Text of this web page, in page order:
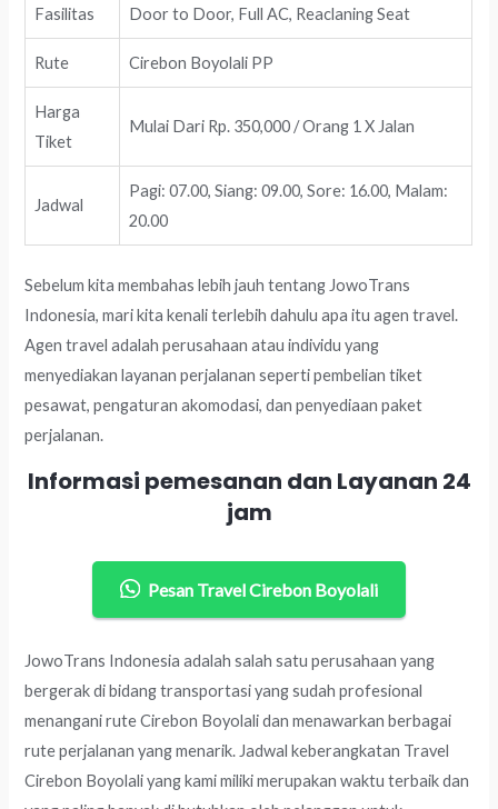
Fasilitas Door to Door, Full AC, Reaclaning Seat
Rute Cirebon Boyolali PP
Harga
Tiket
Mulai Dari Rp. 350,000 / Orang 1 X Jalan
Jadwal
Pagi: 07.00, Siang: 09.00, Sore: 16.00, Malam:
20.00
Sebelum kita membahas lebih jauh tentang JowoTrans
Indonesia, mari kita kenali terlebih dahulu apa itu agen travel.
Agen travel adalah perusahaan atau individu yang
menyediakan layanan perjalanan seperti pembelian tiket
pesawat, pengaturan akomodasi, dan penyediaan paket
perjalanan.
Informasi pemesanan dan Layanan 24
jam
Pesan Travel Cirebon Boyolali
JowoTrans Indonesia adalah salah satu perusahaan yang
bergerak di bidang transportasi yang sudah profesional
menangani rute Cirebon Boyolali dan menawarkan berbagai
rute perjalanan yang menarik. Jadwal keberangkatan Travel
Cirebon Boyolali yang kami miliki merupakan waktu terbaik dan